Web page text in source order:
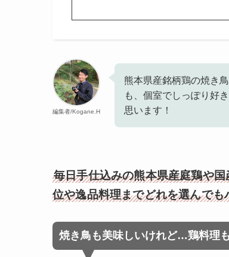
編集者/Kogane.H
熊本県産銘柄鶏の焼き
も、個室でしっぽり好
思います！
毎日手仕込みの熊本県産庭鶏や
位や逸品料理までどれを選んでも
焼き鳥も美味しいけれど…鶏料理